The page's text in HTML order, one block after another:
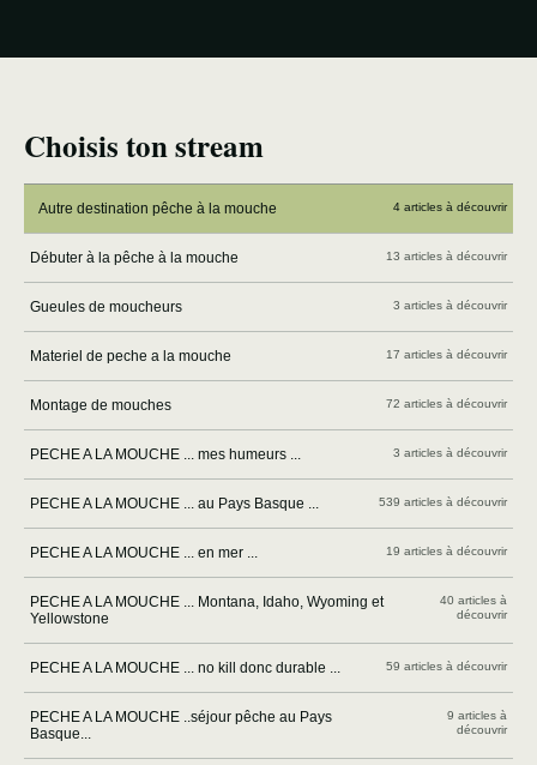
Choisis ton stream
Autre destination pêche à la mouche 4 articles à découvrir
Débuter à la pêche à la mouche 13 articles à découvrir
Gueules de moucheurs 3 articles à découvrir
Materiel de peche a la mouche 17 articles à découvrir
Montage de mouches 72 articles à découvrir
PECHE A LA MOUCHE ... mes humeurs ... 3 articles à découvrir
PECHE A LA MOUCHE ... au Pays Basque ... 539 articles à découvrir
PECHE A LA MOUCHE ... en mer ... 19 articles à découvrir
PECHE A LA MOUCHE ... Montana, Idaho, Wyoming et
Yellowstone
40 articles à
découvrir
PECHE A LA MOUCHE ... no kill donc durable ... 59 articles à découvrir
PECHE A LA MOUCHE ..séjour pêche au Pays
Basque...
9 articles à
découvrir